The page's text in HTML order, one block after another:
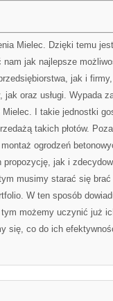
Mielec. Dzięki temu
jak najlepsze
jak i
jak oraz usługi. Wypada
I takie jednostki
takich płotów.
ogrodzeń
jak i
musimy starać się
W ten sposób
możemy uczynić już
się, co do ich